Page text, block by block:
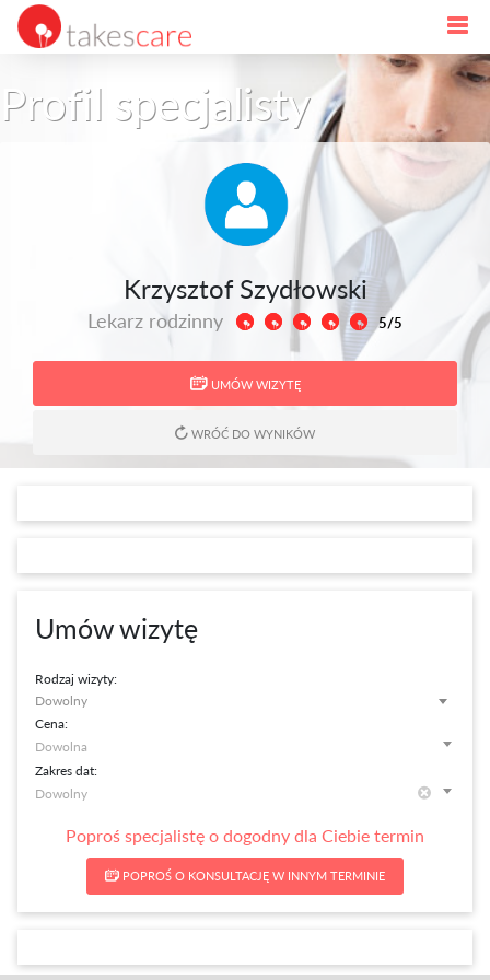
Profil specjalisty
Krzysztof Szydłowski
Lekarz rodzinny 5/5
UMÓW WIZYTĘ
WRÓĆ DO WYNIKÓW
Umów wizytę
Rodzaj wizyty:
Dowolny
Cena:
Zakres dat:
Poproś specjalistę o dogodny dla Ciebie termin
POPROŚ O KONSULTACJĘ W INNYM TERMINIE